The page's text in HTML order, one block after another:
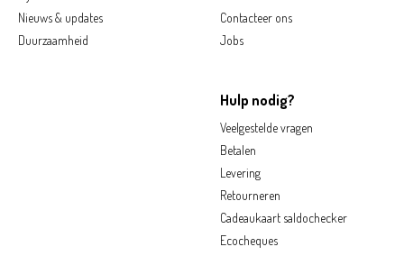
Nieuws & updates
Duurzaamheid
Contacteer ons
Jobs
Hulp nodig?
Veelgestelde vragen
Betalen
Levering
Retourneren
Cadeaukaart saldochecker
Ecocheques